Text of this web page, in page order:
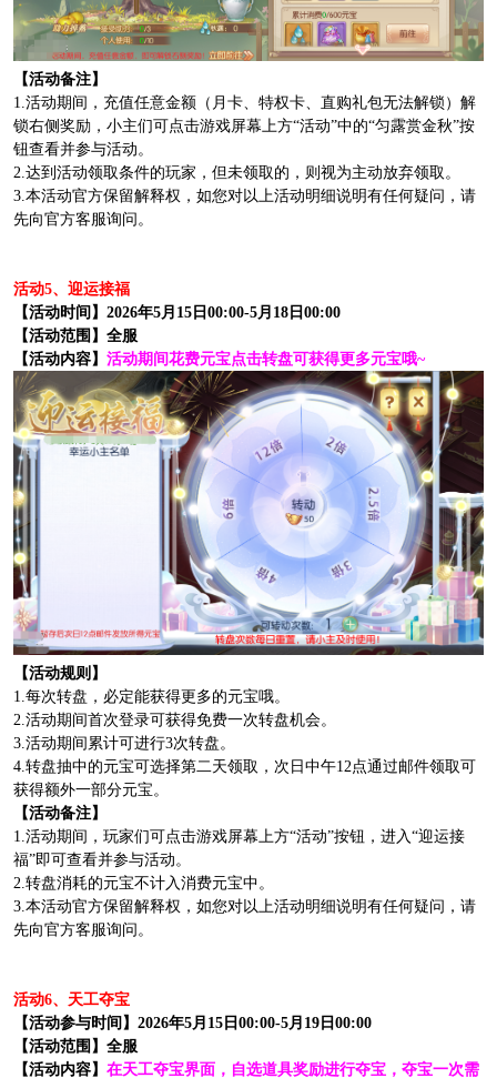
【活动备注】
1.活动期间，充值任意金额（月卡、特权卡、直购礼包无法解锁）解
锁右侧奖励，小主们可点击游戏屏幕上方“活动”中的“匀露赏金秋”按
钮查看并参与活动。
2.达到活动领取条件的玩家，但未领取的，则视为主动放弃领取。
3.本活动官方保留解释权，如您对以上活动明细说明有任何疑问，请
先向官方客服询问。
活动5、迎运接福
【活动时间】2026年5月15日00:00-5月18日00:00
【活动范围】全服
【活动内容】 活动期间花费元宝点击转盘可获得更多元宝哦~
【活动规则】
1.每次转盘，必定能获得更多的元宝哦。
2.活动期间首次登录可获得免费一次转盘机会。
3.活动期间累计可进行3次转盘。
4.转盘抽中的元宝可选择第二天领取，次日中午12点通过邮件领取可
获得额外一部分元宝。
【活动备注】
1.活动期间，玩家们可点击游戏屏幕上方“活动”按钮，进入“迎运接
福”即可查看并参与活动。
2.转盘消耗的元宝不计入消费元宝中。
3.本活动官方保留解释权，如您对以上活动明细说明有任何疑问，请
先向官方客服询问。
活动6、天工夺宝
【活动参与时间】2026年5月15日00:00-5月19日00:00
【活动范围】全服
【活动内容】 在天工夺宝界面，自选道具奖励进行夺宝，夺宝一次需